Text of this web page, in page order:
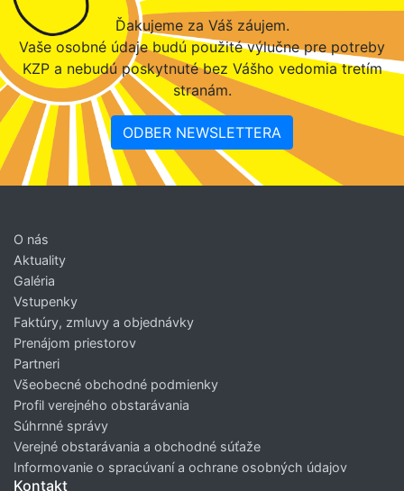
Ďakujeme za Váš záujem.
Vaše osobné údaje budú použité výlučne pre potreby
KZP a nebudú poskytnuté bez Vášho vedomia tretím
stranám.
ODBER NEWSLETTERA
O nás
Aktuality
Galéria
Vstupenky
Faktúry, zmluvy a objednávky
Prenájom priestorov
Partneri
Všeobecné obchodné podmienky
Profil verejného obstarávania
Súhrnné správy
Verejné obstarávania a obchodné súťaže
Informovanie o spracúvaní a ochrane osobných údajov
Kontakt